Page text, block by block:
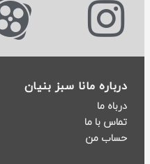
درباره مانا سبز بنیان
درباه ما
تماس با ما
حساب من